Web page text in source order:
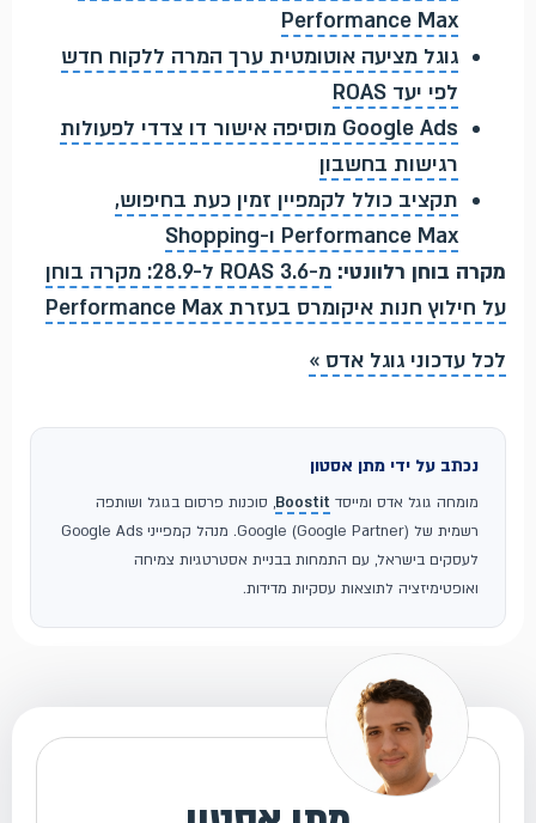
Performance Max
גוגל מציעה אוטומטית ערך המרה ללקוח חדש
לפי יעד ROAS
Google Ads מוסיפה אישור דו צדדי לפעולות
רגישות בחשבון
תקציב כולל לקמפיין זמין כעת בחיפוש,
Performance Max ו-Shopping
מקרה בוחן רלוונטי:
מ-ROAS 3.6 ל-28.9: מקרה בוחן
על חילוץ חנות איקומרס בעזרת Performance Max
לכל עדכוני גוגל אדס »
נכתב על ידי מתן אסטון
מומחה גוגל אדס ומייסד Boostit, סוכנות פרסום בגוגל ושותפה
רשמית של Google (Google Partner). מנהל קמפייני Google Ads
לעסקים בישראל, עם התמחות בבניית אסטרטגיות צמיחה
ואופטימיזציה לתוצאות עסקיות מדידות.